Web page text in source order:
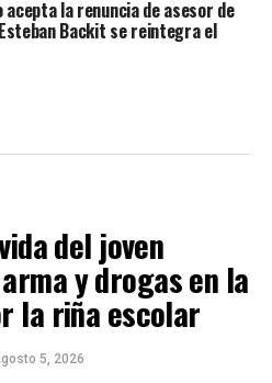
acepta la renuncia de asesor de
Backit se reintegra el
del joven
y drogas en la
la riña escolar
5, 2026